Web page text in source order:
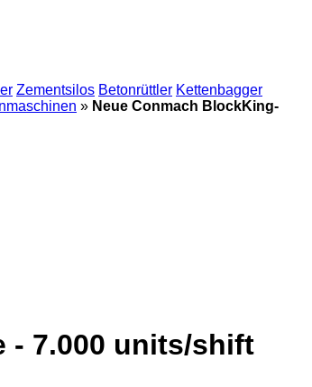
Zementsilos Betonrüttler Kettenbagger
» Neue Conmach BlockKing-
- 7.000 units/shift